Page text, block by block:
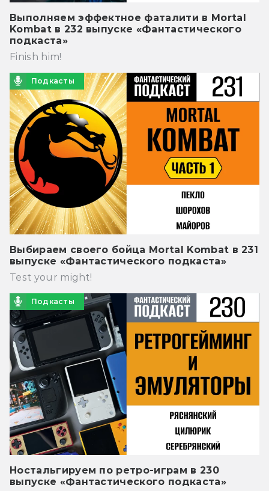
Выполняем эффектное фаталити в Mortal
Kombat в 232 выпуске «Фантастического
подкаста»
Finish him!
Подкасты
Выбираем своего бойца Mortal Kombat в 231
выпуске «Фантастического подкаста»
Test your might!
Подкасты
Ностальгируем по ретро-играм в 230
выпуске «Фантастического подкаста»